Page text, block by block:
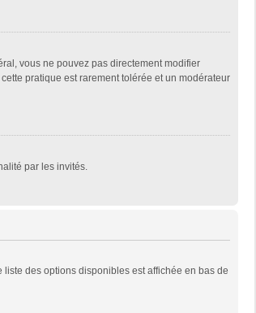
vous ne pouvez pas directement modifier
pratique est rarement tolérée et un modérateur
par les invités.
des options disponibles est affichée en bas de